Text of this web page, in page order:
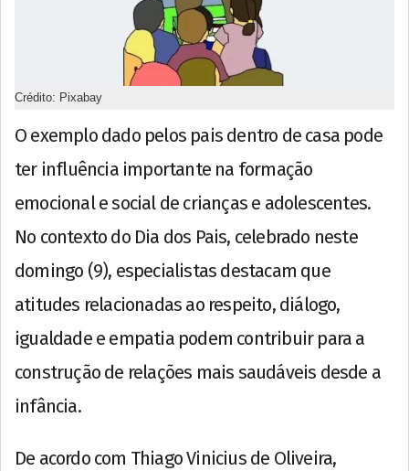
Crédito: Pixabay
O exemplo dado pelos pais dentro de casa pode
ter influência importante na formação
emocional e social de crianças e adolescentes.
No contexto do Dia dos Pais, celebrado neste
domingo (9), especialistas destacam que
atitudes relacionadas ao respeito, diálogo,
igualdade e empatia podem contribuir para a
construção de relações mais saudáveis desde a
infância.
De acordo com Thiago Vinicius de Oliveira,